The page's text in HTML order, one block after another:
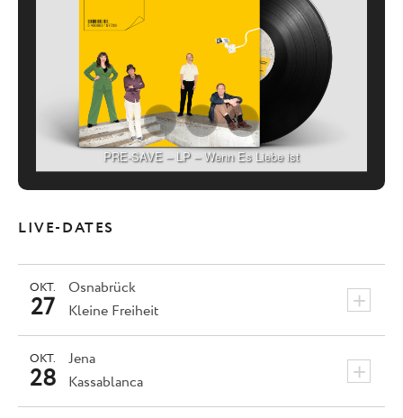
PRE-SAVE – LP – Wenn Es Liebe ist
LIVE-DATES
Osnabrück +
OKT.
27 Kleine Freiheit
Jena +
OKT.
28 Kassablanca